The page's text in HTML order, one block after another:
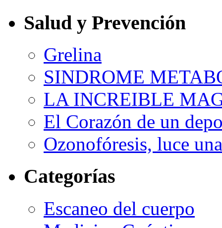
Salud y Prevención
Grelina
SINDROME
LA INCREIBLE
El Corazón de un
Ozonofóresis, luce
Categorías
Escaneo del cuerpo